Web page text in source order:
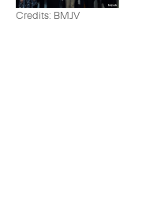
Credits: BMJV